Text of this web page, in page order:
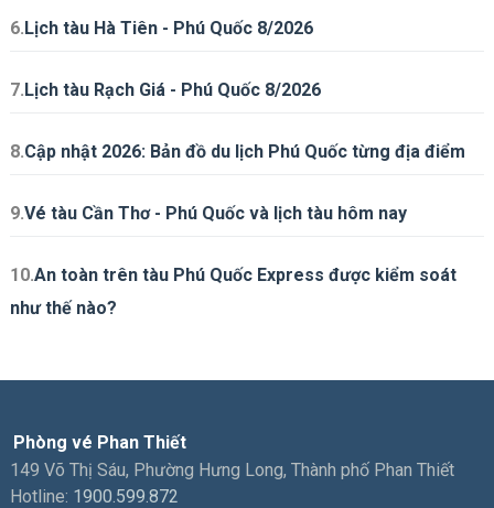
6.Lịch tàu Hà Tiên - Phú Quốc 8/2026
7.Lịch tàu Rạch Giá - Phú Quốc 8/2026
8.Cập nhật 2026: Bản đồ du lịch Phú Quốc từng địa điểm
9.Vé tàu Cần Thơ - Phú Quốc và lịch tàu hôm nay
10.An toàn trên tàu Phú Quốc Express được kiểm soát
như thế nào?
Phòng vé Phan Thiết
149 Võ Thị Sáu, Phường Hưng Long, Thành phố Phan Thiết
Hotline: 1900.599.872